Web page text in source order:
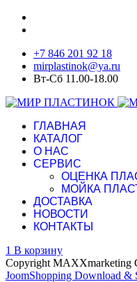
+7 846 201 92 18
mirplastinok@ya.ru
Вт-Сб 11.00-18.00
ГЛАВНАЯ
КАТАЛОГ
О НАС
СЕРВИС
ОЦЕНКА
МОЙКА
ДОСТАВКА
НОВОСТИ
КОНТАКТЫ
1 В корзину
Copyright MAXXmarketing
JoomShopping Download &